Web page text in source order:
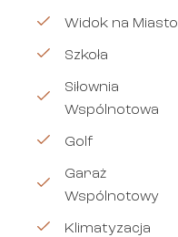
Widok na Miasto
Szkoła
Siłownia
Wspólnotowa
Golf
Garaż
Wspólnotowy
Klimatyzacja